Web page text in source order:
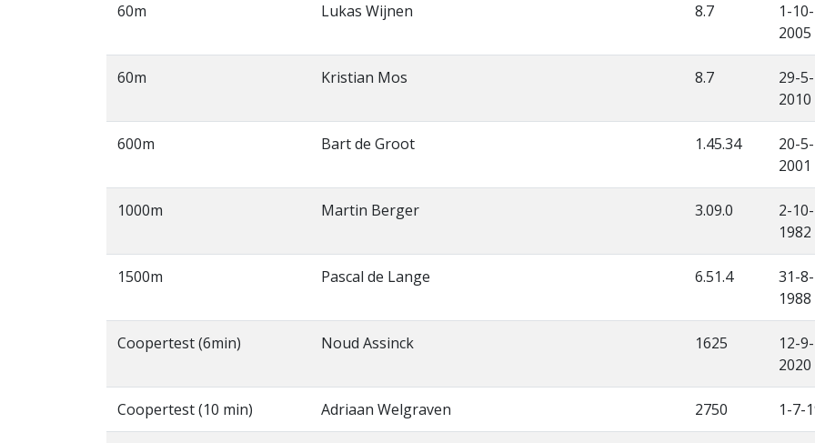
60m Lukas Wijnen 8.7
1-10-
2005
60m Kristian Mos 8.7
29-5-
2010
600m Bart de Groot 1.45.34
20-5-
2001
1000m Martin Berger 3.09.0
2-10-
1982
1500m Pascal de Lange 6.51.4
31-8-
1988
Coopertest (6min) Noud Assinck 1625
12-9-
2020
Coopertest (10 min) Adriaan Welgraven 2750 1-7-